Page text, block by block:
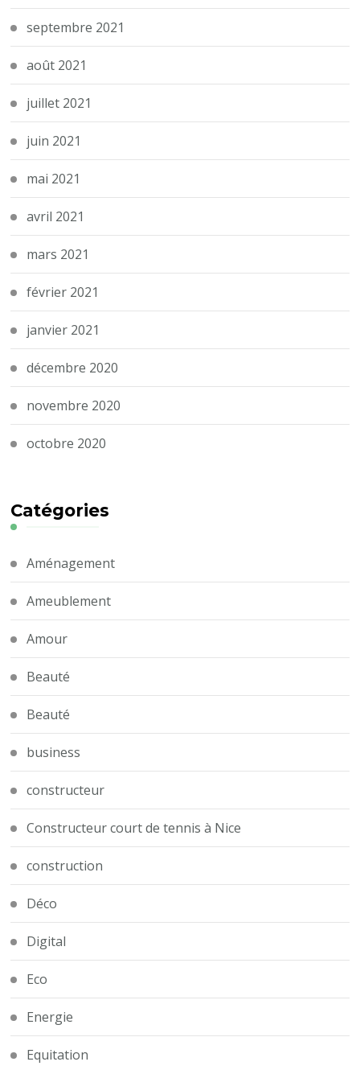
septembre 2021
août 2021
juillet 2021
juin 2021
mai 2021
avril 2021
mars 2021
février 2021
janvier 2021
décembre 2020
novembre 2020
octobre 2020
Catégories
Aménagement
Ameublement
Amour
Beauté
Beauté
business
constructeur
Constructeur court de tennis à Nice
construction
Déco
Digital
Eco
Energie
Equitation